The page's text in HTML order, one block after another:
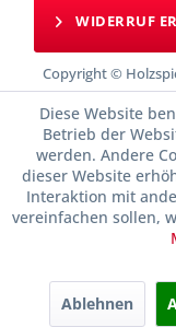
WIDERRUF
Copyright ©
Diese Website
Betrieb der
werden. Andere
dieser Website
Interaktion mit
vereinfachen sollen,
Ablehnen